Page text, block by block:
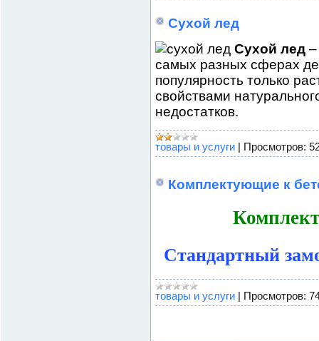
Сухой лед
Сухой лед
самых разных сферах
популярность только
свойствами
недостатков.
товары и услуги Просмотров:
Комплектующие к
Стандартный
товары и услуги Просмотров: